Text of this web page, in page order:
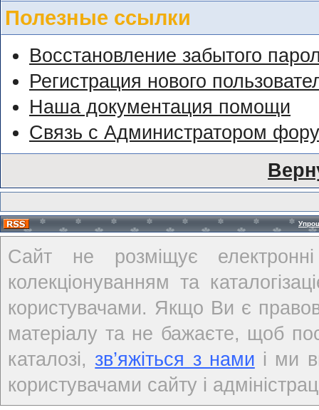
Полезные ссылки
Восстановление забытого
Регистрация нового
Наша документация помощи
Связь с Администратором
Сайт не розміщує
колекціонуванням та
користувачами. Якщо Ви є
матеріалу та не бажаєте, щоб
каталозі,зв’яжіться з нами і ми
користувачами сайту і